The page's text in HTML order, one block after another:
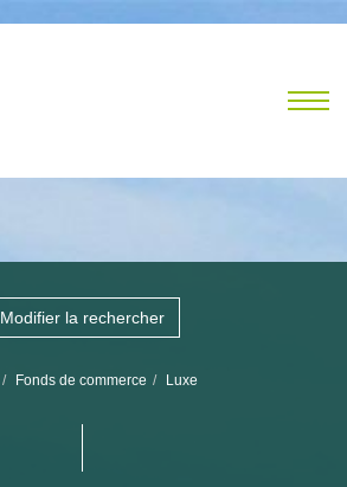
Modifier la rechercher
Fonds de commerce Luxe